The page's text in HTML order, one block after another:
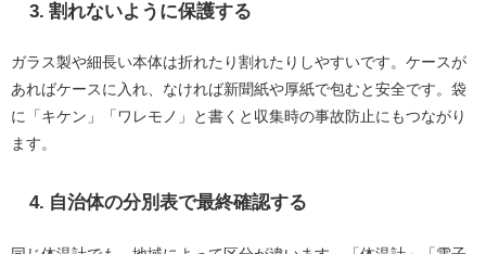
3. 割れないように保護する
ガラス製や細長い本体は折れたり割れたりしやすいです。ケースが
あればケースに入れ、なければ新聞紙や厚紙で包むと安全です。袋
に「キケン」「ワレモノ」と書くと収集時の事故防止にもつながり
ます。
4. 自治体の分別表で最終確認する